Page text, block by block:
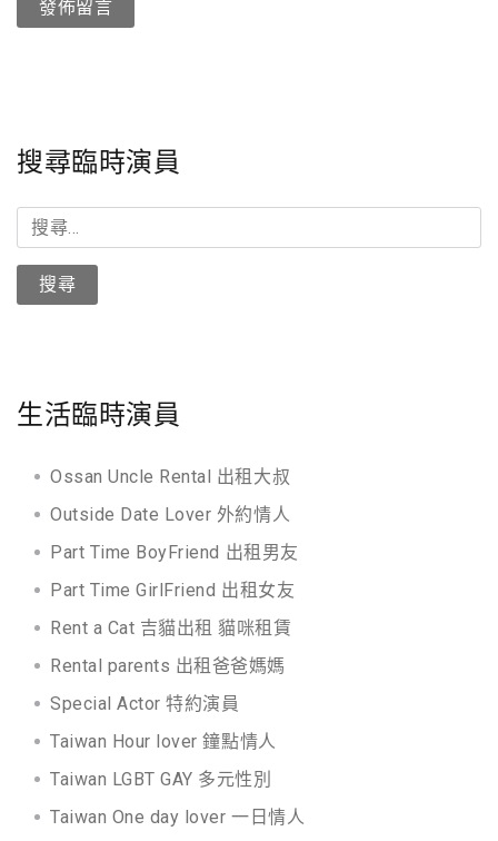
搜尋臨時演員
搜
尋
鍵
生活臨時演員
Ossan Uncle Rental 出租大叔
Outside Date Lover 外約情人
Part Time BoyFriend 出租男友
Part Time GirlFriend 出租女友
Rent a Cat 吉貓出租 貓咪租賃
Rental parents 出租爸爸媽媽
Special Actor 特約演員
Taiwan Hour lover 鐘點情人
Taiwan LGBT GAY 多元性別
Taiwan One day lover 一日情人